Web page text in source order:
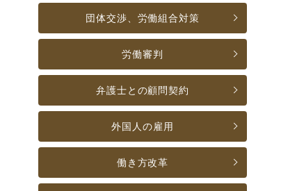
団体交渉、 労働組合対策
労働審判
弁護士との顧問契約
外国人の雇用
働き方改革